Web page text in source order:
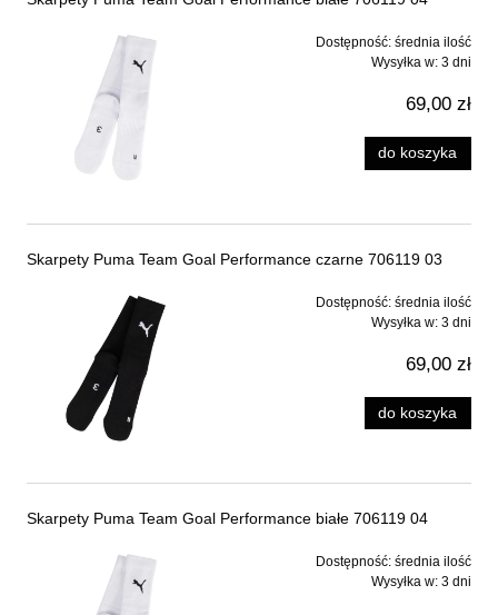
Dostępność: średnia ilość
Wysyłka w: 3 dni
69,00 zł
do koszyka
Skarpety Puma Team Goal Performance czarne 706119 03
Dostępność: średnia ilość
Wysyłka w: 3 dni
69,00 zł
do koszyka
Skarpety Puma Team Goal Performance białe 706119 04
Dostępność: średnia ilość
Wysyłka w: 3 dni